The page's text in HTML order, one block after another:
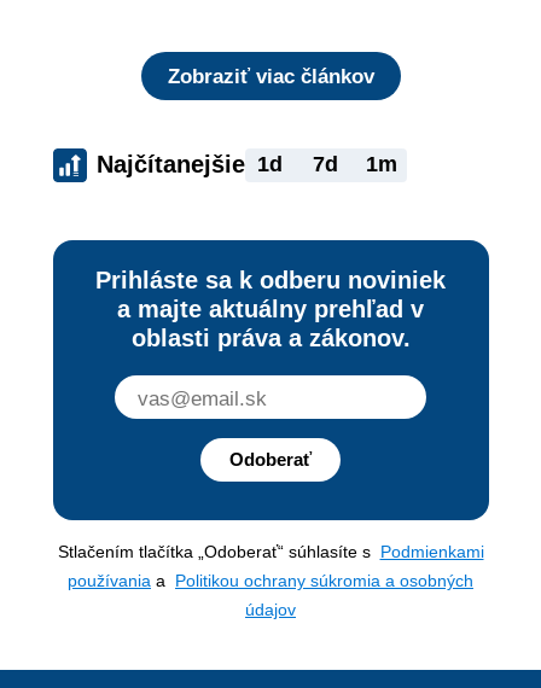
Zobraziť viac článkov
Najčítanejšie 1d 7d 1m
Prihláste sa k odberu noviniek
a majte aktuálny prehľad v
oblasti práva a zákonov.
Odoberať
Stlačením tlačítka „Odoberať“ súhlasíte s Podmienkami
používania a Politikou ochrany súkromia a osobných
údajov